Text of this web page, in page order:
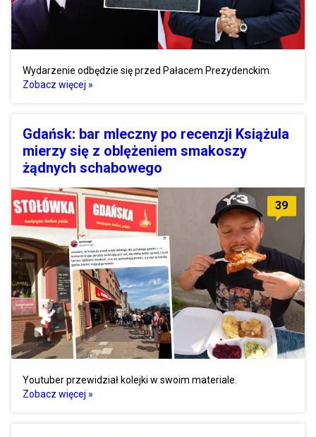
Wydarzenie odbędzie się przed Pałacem Prezydenckim.
Zobacz więcej »
Gdańsk: bar mleczny po recenzji Książula
mierzy się z oblężeniem smakoszy
żądnych schabowego
39
Youtuber przewidział kolejki w swoim materiale.
Zobacz więcej »